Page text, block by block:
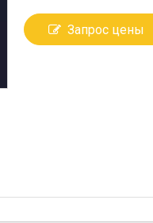
Запрос цены